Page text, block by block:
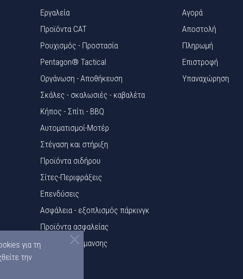
Εργαλεία
Προϊόντα CAT
Ρουχισμός - Προστασία
Pentagon® Tactical
Οργάνωση - Αποθήκευση
Σκάλες - σκαλωσιές - καβαλέτα
Κήπος - Σπίτι - BBQ
Αυτοματισμοί-Μοτέρ
Στέγαση και στήριξη
Προϊόντα σιδήρου
Σίτες-Περιφράξεις
Επενδύσεις
Ασφάλεια - εξοπλισμός πάρκινγκ
Προϊόντα ασφαλείας
Πινακίδες Σήμανσης
Αγορά
Αποστολή
Πληρωμή
Επιστροφή
Υπαναχώρηση
για τη
την